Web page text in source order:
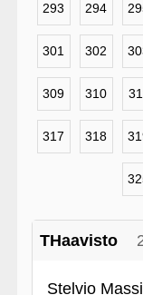
293 294
301 302
309 310
317 318
THaavisto
Stelvio